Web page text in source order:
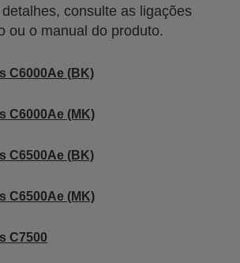
consulte as ligações
ou o manual do produto.
C6000Ae (BK)
C6000Ae (MK)
C6500Ae (BK)
C6500Ae (MK)
C7500